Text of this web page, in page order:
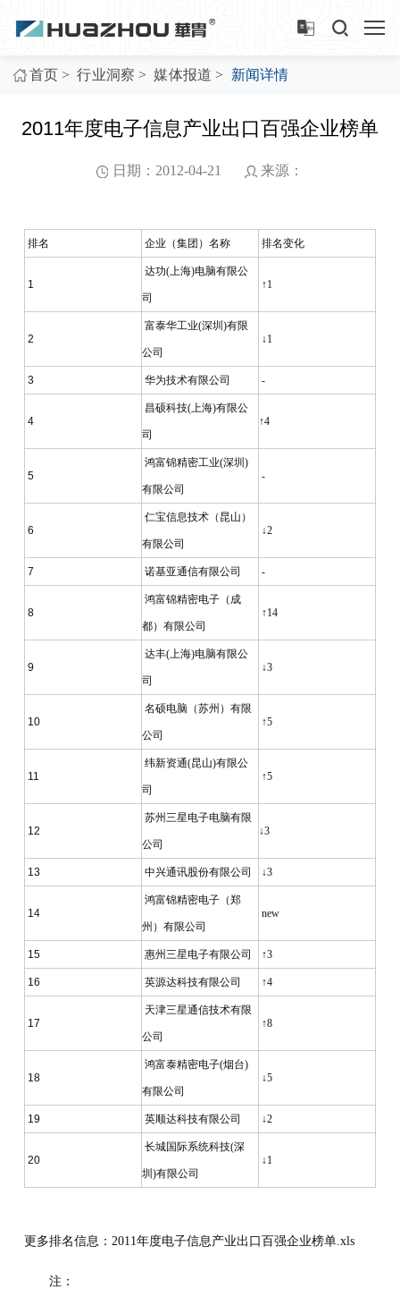
首页 > 行业洞察 > 媒体报道 > 新闻详情
2011年度电子信息产业出口百强企业榜单
日期：2012-04-21 来源：
排名 企业（集团）名称 排名变化
1
达功(上海)电脑有限公
司
↑1
2
富泰华工业(深圳)有限
公司
↓1
3 华为技术有限公司 -
4
昌硕科技(上海)有限公
司
↑4
5
鸿富锦精密工业(深圳)
有限公司
-
6
仁宝信息技术（昆山）
有限公司
↓2
7 诺基亚通信有限公司 -
8
鸿富锦精密电子（成
都）有限公司
↑14
9
达丰(上海)电脑有限公
司
↓3
10
名硕电脑（苏州）有限
公司
↑5
11
纬新资通(昆山)有限公
司
↑5
12
苏州三星电子电脑有限
公司
↓3
13 中兴通讯股份有限公司 ↓3
14
鸿富锦精密电子（郑
州）有限公司
new
15 惠州三星电子有限公司 ↑3
16 英源达科技有限公司 ↑4
17
天津三星通信技术有限
公司
↑8
18
鸿富泰精密电子(烟台)
有限公司
↓5
19 英顺达科技有限公司 ↓2
20
长城国际系统科技(深
圳)有限公司
↓1
更多排名信息：2011年度电子信息产业出口百强企业榜单.xls
注：